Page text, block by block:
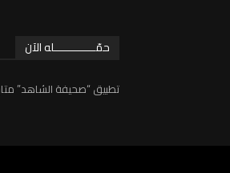
حمّـــــــــــــله الآن
تطبيق “صحيفة الشاهد”